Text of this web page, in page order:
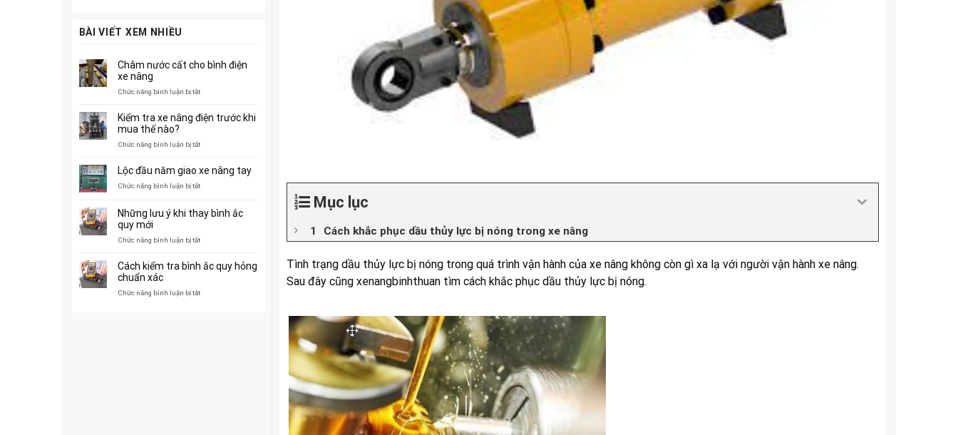
BÀI VIẾT XEM NHIỀU
Châm nước cất cho bình điện
xe nâng
Chức năng bình luận bị tắtở
nước
cất
bình
nâng
Kiểm tra xe nâng điện trước khi
mua thế nào?
Chức năng bình luận bị tắtở
xe
nâng
trước
khi
thế
Lộc đầu năm giao xe nâng tay
Chức năng bình luận bị tắtở
năm
xe
tay
Những lưu ý khi thay bình ắc
quy mới
Chức năng bình luận bị tắtở
lưu
ý
thay
Cách kiểm tra bình ắc quy hỏng
chuẩn xác
Chức năng bình luận bị tắtở
Mục lục
Cách khắc phục dầu thủy lực bị nóng trong xe nâng
Tình trạng dầu thủy lực bị nóng trong quá trình vận hành của xe nâng không còn gì xa lạ với người vận hành xe nâng.
Sau đây cũngxenangbinhthuan tìm cách khắc phục dầu thủy lực bị nóng.